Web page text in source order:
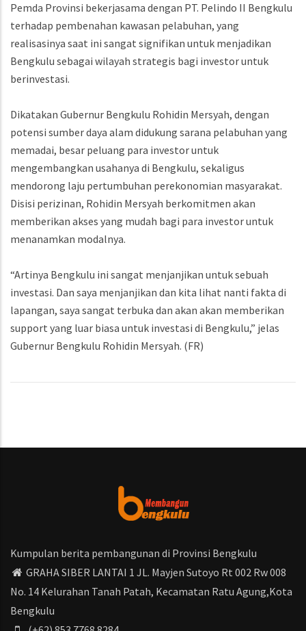
Pemda Provinsi bekerjasama dengan PT. Pelindo II Bengkulu
terhadap pembenahan kawasan pelabuhan, yang
realisasinya saat ini sangat signifikan untuk menjadikan
Bengkulu sebagai wilayah strategis bagi investor untuk
berinvestasi.
Dikatakan Gubernur Bengkulu Rohidin Mersyah, dengan
potensi sumber daya alam didukung sarana pelabuhan yang
memadai, besar peluang para investor untuk
mengembangkan usahanya di Bengkulu, sekaligus
mendorong laju pertumbuhan perekonomian masyarakat.
Disisi perizinan, Rohidin Mersyah berkomitmen akan
memberikan akses yang mudah bagi para investor untuk
menanamkan modalnya.
“Artinya Bengkulu ini sangat menjanjikan untuk sebuah
investasi. Dan saya menjanjikan dan kita lihat nanti fakta di
lapangan, saya sangat terbuka dan akan akan memberikan
support yang luar biasa untuk investasi di Bengkulu,” jelas
Gubernur Bengkulu Rohidin Mersyah. (FR)
Kumpulan berita pembangunan di Provinsi Bengkulu
GRAHA SIBER LANTAI 1 JL. Mayjen Sutoyo Rt 002 Rw 008
No. 14 Kelurahan Tanah Patah, Kecamatan Ratu Agung,Kota
Bengkulu